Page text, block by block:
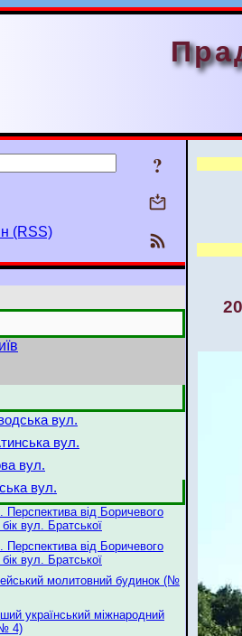
?
(RSS)
вул.
вул.
вул.
вул.
Перспектива від Боричевого
вул. Братської
Перспектива від Боричевого
вул. Братської
молитовний будинок (№
український міжнародний
4)